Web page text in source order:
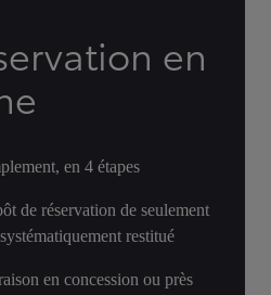
en
en 4 étapes
de réservation de seulement
restitué
en concession ou près